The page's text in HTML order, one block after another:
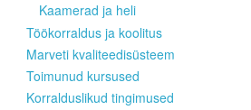
Kaamerad ja heli
Töökorraldus ja koolitus
Marveti kvaliteedisüsteem
Toimunud kursused
Korralduslikud tingimused